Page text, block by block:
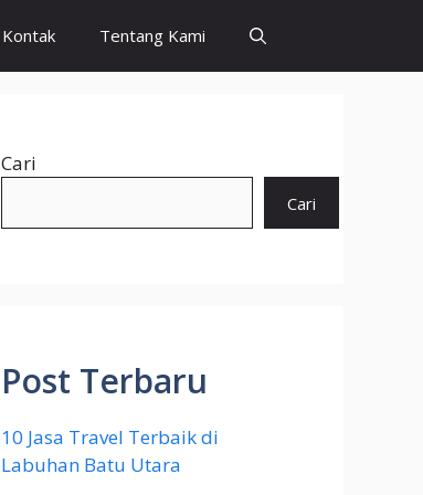
Kontak Tentang Kami
Cari
Cari
Post Terbaru
10 Jasa Travel Terbaik di
Labuhan Batu Utara